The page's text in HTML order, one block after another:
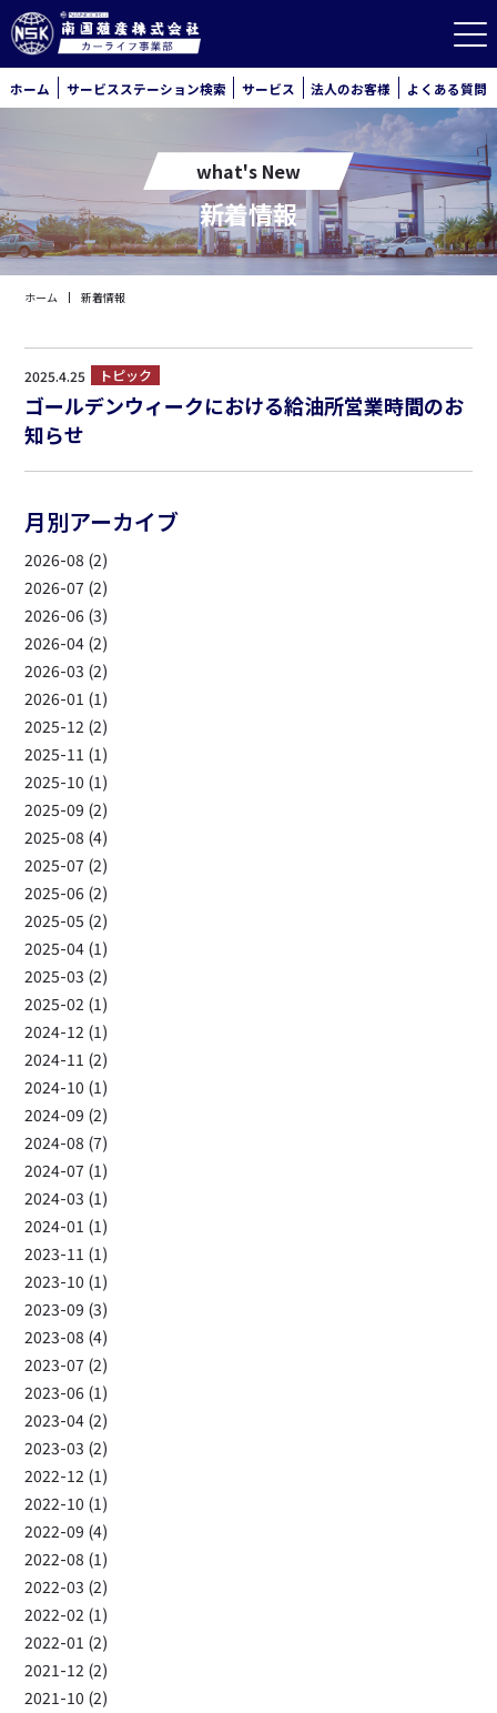
ホーム サービスステーション検索 サービス 法人のお客様 よくある質問
what's New
新着情報
ホーム 新着情報
2025.4.25 トピック
ゴールデンウィークにおける給油所営業時間のお
知らせ
月別アーカイブ
2026-08 (2)
2026-07 (2)
2026-06 (3)
2026-04 (2)
2026-03 (2)
2026-01 (1)
2025-12 (2)
2025-11 (1)
2025-10 (1)
2025-09 (2)
2025-08 (4)
2025-07 (2)
2025-06 (2)
2025-05 (2)
2025-04 (1)
2025-03 (2)
2025-02 (1)
2024-12 (1)
2024-11 (2)
2024-10 (1)
2024-09 (2)
2024-08 (7)
2024-07 (1)
2024-03 (1)
2024-01 (1)
2023-11 (1)
2023-10 (1)
2023-09 (3)
2023-08 (4)
2023-07 (2)
2023-06 (1)
2023-04 (2)
2023-03 (2)
2022-12 (1)
2022-10 (1)
2022-09 (4)
2022-08 (1)
2022-03 (2)
2022-02 (1)
2022-01 (2)
2021-12 (2)
2021-10 (2)